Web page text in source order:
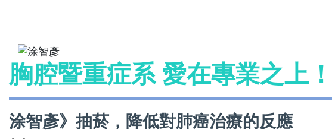
胸腔暨重症系 愛在專業之上！
涂智彥》抽菸，降低對肺癌治療的反應